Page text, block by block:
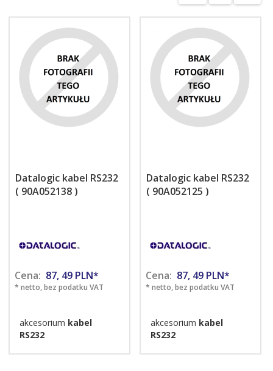
Datalogic kabel RS232
( 90A052138 )
Cena: 87, 49 PLN*
* netto, bez podatku VAT
akcesorium kabel
RS232
Datalogic kabel RS232
( 90A052125 )
Cena: 87, 49 PLN*
* netto, bez podatku VAT
akcesorium kabel
RS232